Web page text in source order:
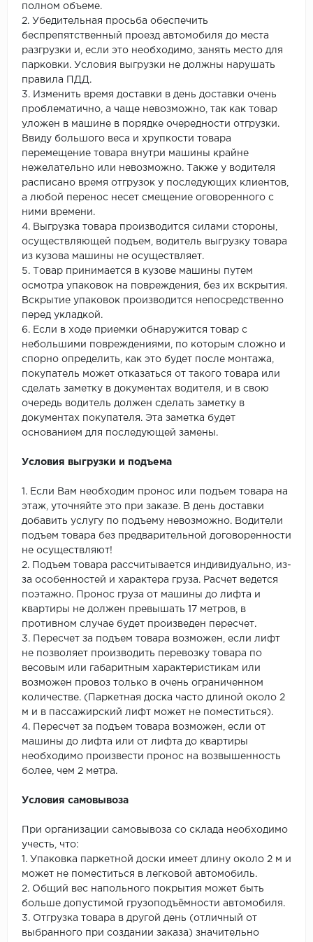
полном объеме.
2. Убедительная просьба обеспечить
беспрепятственный проезд автомобиля до места
разгрузки и, если это необходимо, занять место для
парковки. Условия выгрузки не должны нарушать
правила ПДД.
3. Изменить время доставки в день доставки очень
проблематично, а чаще невозможно, так как товар
уложен в машине в порядке очередности отгрузки.
Ввиду большого веса и хрупкости товара
перемещение товара внутри машины крайне
нежелательно или невозможно. Также у водителя
расписано время отгрузок у последующих клиентов,
а любой перенос несет смещение оговоренного с
ними времени.
4. Выгрузка товара производится силами стороны,
осуществляющей подъем, водитель выгрузку товара
из кузова машины не осуществляет.
5. Товар принимается в кузове машины путем
осмотра упаковок на повреждения, без их вскрытия.
Вскрытие упаковок производится непосредственно
перед укладкой.
6. Если в ходе приемки обнаружится товар с
небольшими повреждениями, по которым сложно и
спорно определить, как это будет после монтажа,
покупатель может отказаться от такого товара или
сделать заметку в документах водителя, и в свою
очередь водитель должен сделать заметку в
документах покупателя. Эта заметка будет
основанием для последующей замены.
Условия выгрузки и подъема
1. Если Вам необходим пронос или подъем товара на
этаж, уточняйте это при заказе. В день доставки
добавить услугу по подъему невозможно. Водители
подъем товара без предварительной договоренности
не осуществляют!
2. Подъем товара рассчитывается индивидуально, из-
за особенностей и характера груза. Расчет ведется
поэтажно. Пронос груза от машины до лифта и
квартиры не должен превышать 17 метров, в
противном случае будет произведен пересчет.
3. Пересчет за подъем товара возможен, если лифт
не позволяет производить перевозку товара по
весовым или габаритным характеристикам или
возможен провоз только в очень ограниченном
количестве. (Паркетная доска часто длиной около 2
м и в пассажирский лифт может не поместиться).
4. Пересчет за подъем товара возможен, если от
машины до лифта или от лифта до квартиры
необходимо произвести пронос на возвышенность
более, чем 2 метра.
Условия самовывоза
При организации самовывоза со склада необходимо
учесть, что:
1. Упаковка паркетной доски имеет длину около 2 м и
может не поместиться в легковой автомобиль.
2. Общий вес напольного покрытия может быть
больше допустимой грузоподъёмности автомобиля.
3. Отгрузка товара в другой день (отличный от
выбранного при создании заказа) значительно